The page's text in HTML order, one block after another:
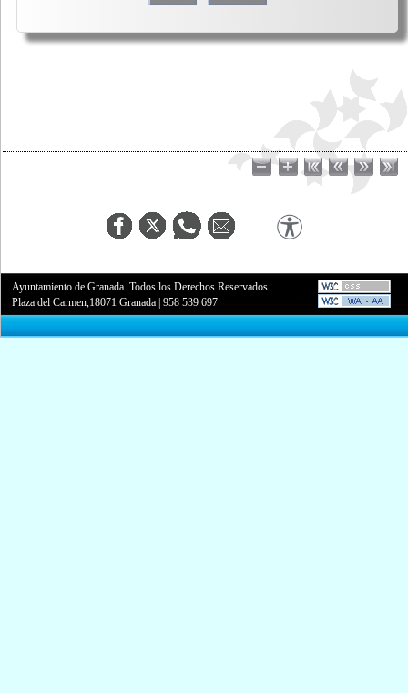
Ayuntamiento de Granada. Todos los Derechos Reservados.
Plaza del Carmen,18071 Granada |958 539 697